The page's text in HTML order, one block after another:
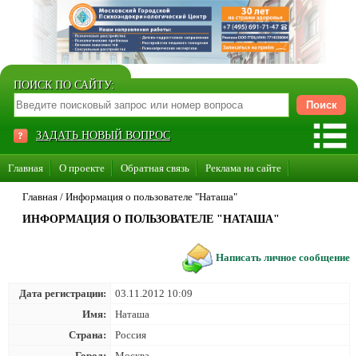
ПОИСК ПО САЙТУ:
ЗАДАТЬ НОВЫЙ ВОПРОС
Главная О проекте Обратная связь Реклама на сайте
Стать консультантом нашего сайта
Суперакция «Каждому врачу свой сайт»
Главная / Информация о пользователе "Наташа"
ИНФОРМАЦИЯ О ПОЛЬЗОВАТЕЛЕ "НАТАША"
Написать личное сообщение
Дата регистрации:
03.11.2012 10:09
Имя:
Наташа
Страна:
Россия